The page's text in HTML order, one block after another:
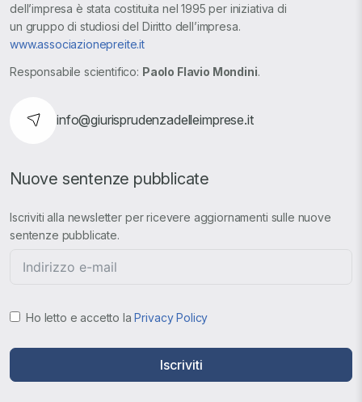
dell’impresa è stata costituita nel 1995 per iniziativa di
un gruppo di studiosi del Diritto dell’impresa.
www.associazionepreite.it
Responsabile scientifico: Paolo Flavio Mondini.
info@giurisprudenzadelleimprese.it
Nuove sentenze pubblicate
Iscriviti alla newsletter per ricevere aggiornamenti sulle nuove
sentenze pubblicate.
Ho letto e accetto laPrivacy Policy
Iscriviti